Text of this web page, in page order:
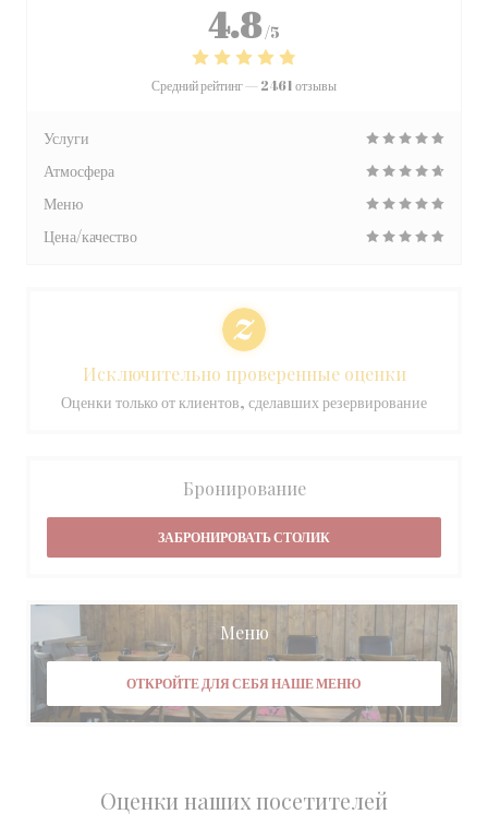
Оценки наших посетителей
4.8/5
Средний рейтинг —2461 отзывы
Услуги
Атмосфера
Меню
Цена/качество
Исключительно проверенные оценки
Оценки только от клиентов, сделавших резервирование
Бронирование
ЗАБРОНИРОВАТЬ СТОЛИК
Меню
ОТКРОЙТЕ ДЛЯ СЕБЯ НАШЕ МЕНЮ